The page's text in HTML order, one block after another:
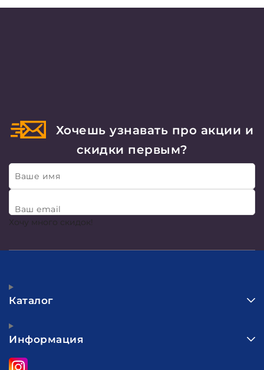
Хочешь узнавать про акции и
скидки первым?
Ваше имя
Ваш email
Хочу много скидок!
Каталог
Информация